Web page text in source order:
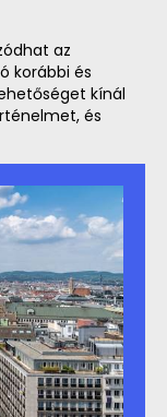
az
korábbi és
kínál
és